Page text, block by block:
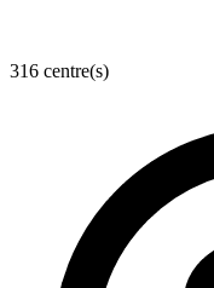
316 centre(s)